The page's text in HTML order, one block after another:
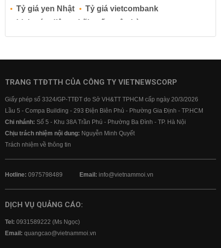
Tỷ giá yen Nhật
Tỷ giá vietcombank
Lịch cúp điện
Lãi suất ngân hàng
Lãi suất tiết kiệm
Lãi suất tiền gửi
Lãi suất ngân hàng BIDV
Lãi suất ngân hàng Vietcombank
TRANG TTĐTTH CỦA CÔNG TY VIETNEWSCORP
Giấy phép số 3324/GP-TTĐT do Sở VH&TT TPHCM cấp ngày 20/3/2026
Lầu 5 - Compa Building - 293 Điện Biên Phủ - Phường Gia Định - TP.HCM
Chi nhánh: Số 5 - Khu 38A Trần Phú - Phường Ba Đình - TP. Hà Nội
Chịu trách nhiệm nội dung: Nguyễn Minh Quyết
Trách nhiệm về thông tin
Hotline: 0975798489 Email: info@vietnammoi.vn
DỊCH VỤ QUẢNG CÁO:
Tel: 0931589222 (Ms Ngọc)
Email: quangcao@vietnammoi.vn